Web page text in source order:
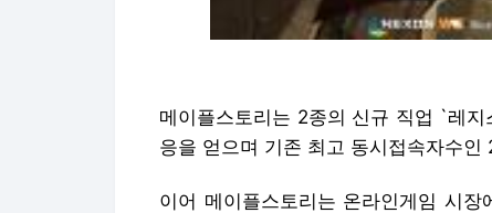
메이플스토리는 2종의 신규 직업 `레
응을 얻으며 기존 최고 동시접속자수
이어 메이플스토리는 온라인게임 시